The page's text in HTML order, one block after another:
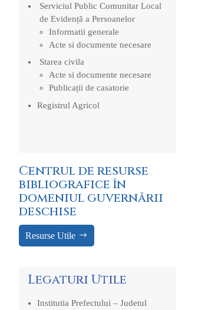
Serviciul Public Comunitar Local
de Evidență a Persoanelor
Informatii generale
Acte si documente necesare
Starea civila
Acte si documente necesare
Publicații de casatorie
Registrul Agricol
Centrul de resurse
bibliografice în
domeniul guvernării
deschise
Resurse Utile
Legaturi Utile
Institutia Prefectului – Judetul